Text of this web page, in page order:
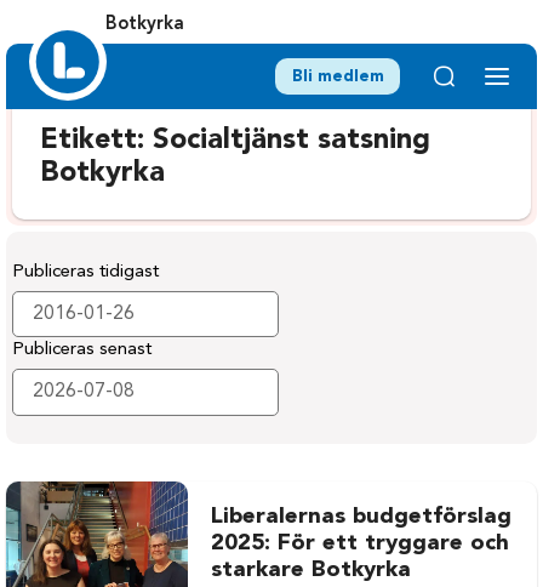
Botkyrka
Bli medlem
Etikett:Socialtjänst satsning
Botkyrka
Publiceras tidigast
Publiceras senast
Liberalernas budgetförslag
2025: För ett tryggare och
starkare Botkyrka